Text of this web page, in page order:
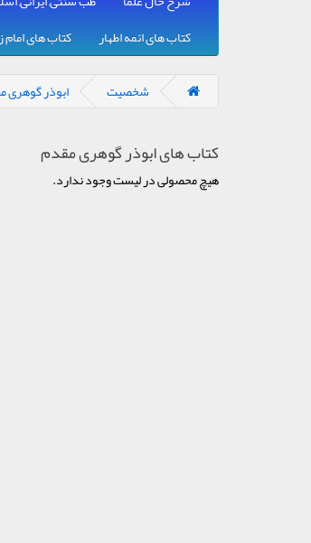
کتاب های ائمه اطهار
کتاب های
شخصیت ابوذر گوهری
کتاب های ابوذر گوهری مقدم
هیچ محصولی در لیست وجود ندارد.